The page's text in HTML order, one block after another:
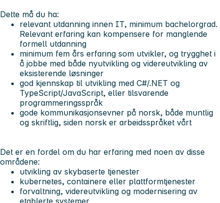
Dette må du ha:
relevant utdanning innen IT, minimum bachelorgrad.
Relevant erfaring kan kompensere for manglende
formell utdanning
minimum fem års erfaring som utvikler, og trygghet i
å jobbe med både nyutvikling og videreutvikling av
eksisterende løsninger
god kjennskap til utvikling med C#/.NET og
TypeScript/JavaScript, eller tilsvarende
programmeringsspråk
gode kommunikasjonsevner på norsk, både muntlig
og skriftlig, siden norsk er arbeidsspråket vårt
Det er en fordel om du har erfaring med noen av disse
områdene:
utvikling av skybaserte tjenester
kubernetes, containere eller plattformtjenester
forvaltning, videreutvikling og modernisering av
etablerte systemer